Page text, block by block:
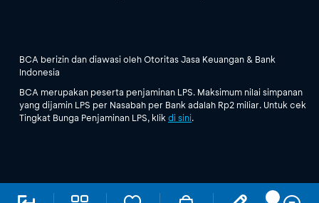
BCA berizin dan diawasi oleh Otoritas Jasa Keuangan & Bank
Indonesia
BCA merupakan peserta penjaminan LPS. Maksimum nilai simpanan
yang dijamin LPS per Nasabah per Bank adalah Rp2 miliar. Untuk cek
Tingkat Bunga Penjaminan LPS, klik di sini.